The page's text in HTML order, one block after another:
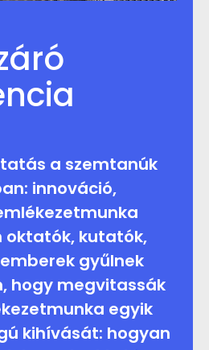
a szemtanúk
innováció,
oktatók, kutatók,
gyűlnek
hogy megvitassák
egyik
kihívását: hogyan